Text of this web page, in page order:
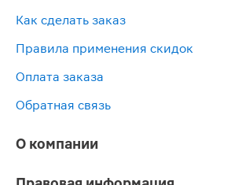
Как сделать заказ
Правила применения скидок
Оплата заказа
Обратная связь
О компании